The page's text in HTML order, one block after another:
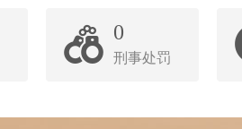
0
刑事处罚